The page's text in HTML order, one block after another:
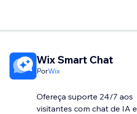
Wix Smart Chat
PorWix
Ofereça suporte 24/7 aos
visitantes com chat de IA e